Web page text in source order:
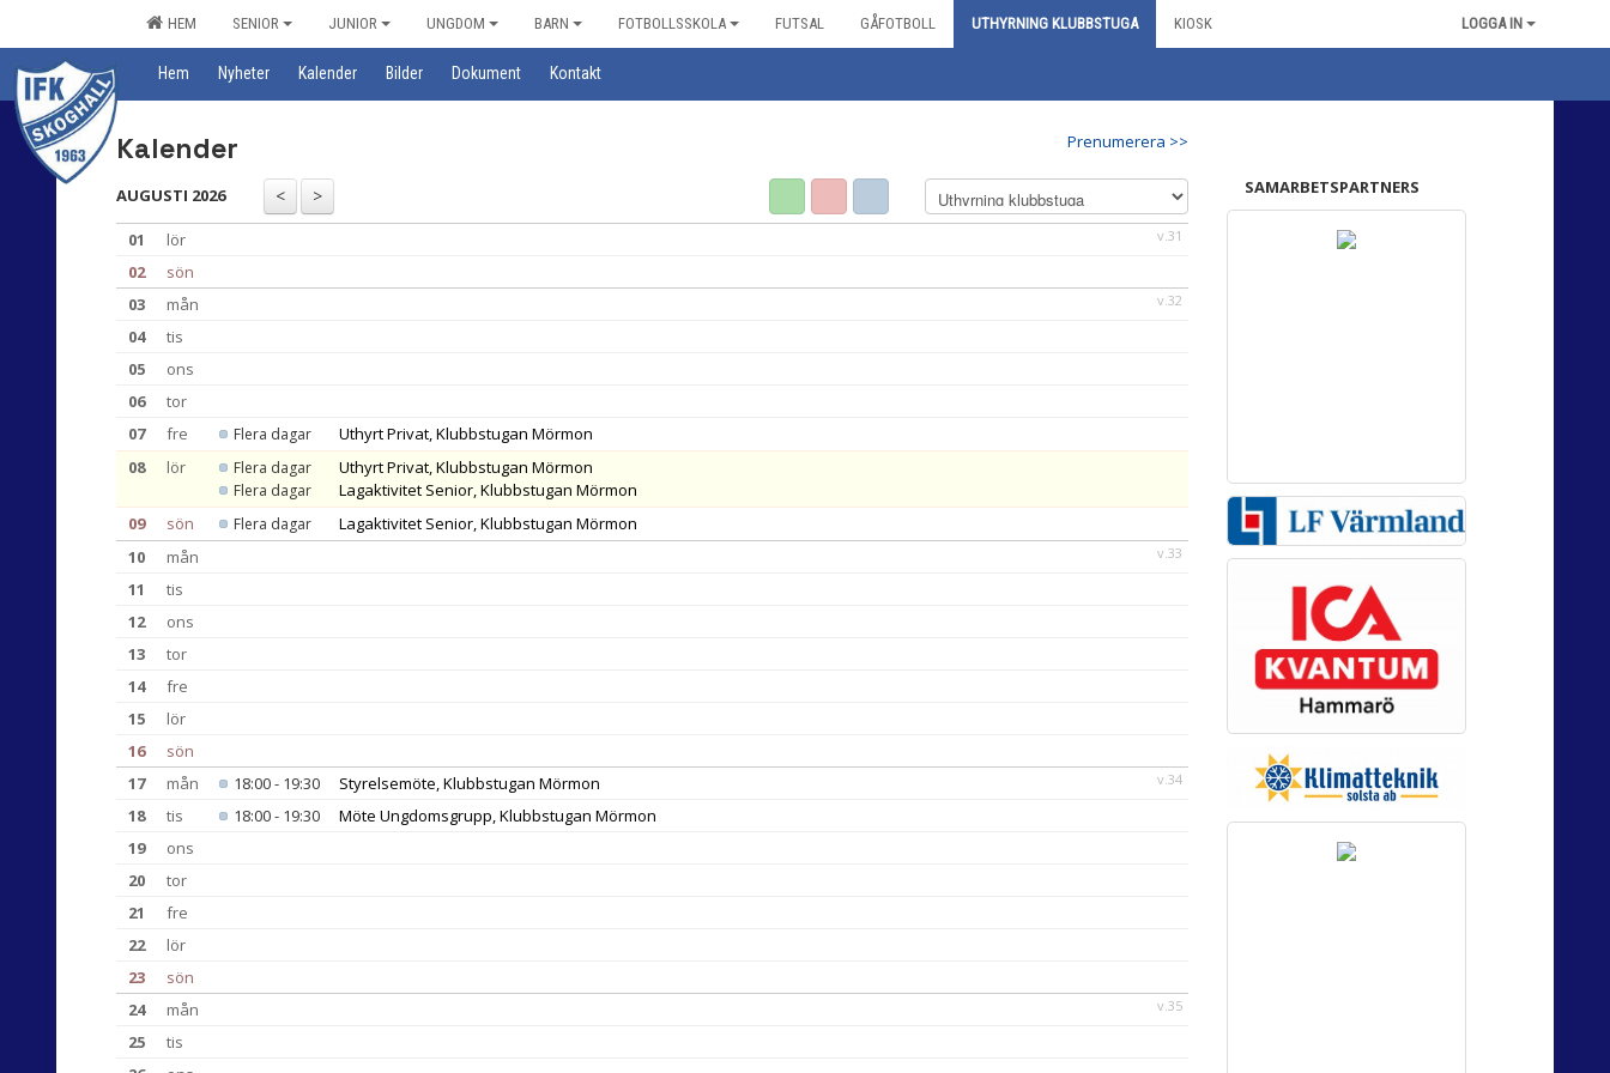
HEM SENIOR JUNIOR UNGDOM BARN FOTBOLLSSKOLA FUTSAL GÅFOTBOLL UTHYRNING KLUBBSTUGA KIOSK LOGGA IN
Hem Nyheter Kalender Bilder Dokument Kontakt
Prenumerera >>
Kalender
AUGUSTI 2026
v.31
01
lör
02
sön
v.32
03
mån
04
tis
05
ons
06
tor
07
fre Flera dagar
Uthyrt Privat, Klubbstugan Mörmon
08
lör Flera dagar Uthyrt Privat, Klubbstugan Mörmon
Flera dagar
Lagaktivitet Senior, Klubbstugan Mörmon
09
sön Flera dagar Lagaktivitet Senior, Klubbstugan Mörmon
v.33
10
mån
11
tis
12
ons
13
tor
14
fre
15
lör
16
sön
v.34
17 mån 18:00 - 19:30
Styrelsemöte, Klubbstugan Mörmon
18
tis 18:00 - 19:30
Möte Ungdomsgrupp, Klubbstugan Mörmon
19
ons
20
tor
21
fre
22
lör
23
sön
v.35
24
mån
25
tis
SAMARBETSPARTNERS